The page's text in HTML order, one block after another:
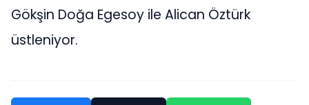
Gökşin Doğa Egesoy ile Alican Öztürk
üstleniyor.